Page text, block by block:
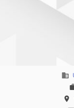
business
place